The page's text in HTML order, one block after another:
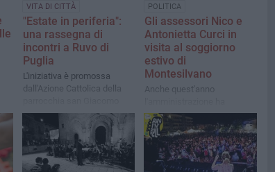
VITA DI CITTÀ
"Estate in periferia":
una rassegna di
incontri a Ruvo di
Puglia
L'iniziativa è promossa
dall'Azione Cattolica della
Apostolo
POLITICA
Gli assessori Nico e
Antonietta Curci in
visita al soggiorno
estivo di
Montesilvano
Anche quest'anno
concesso ad un gruppo di
anziani un soggiorno estivo